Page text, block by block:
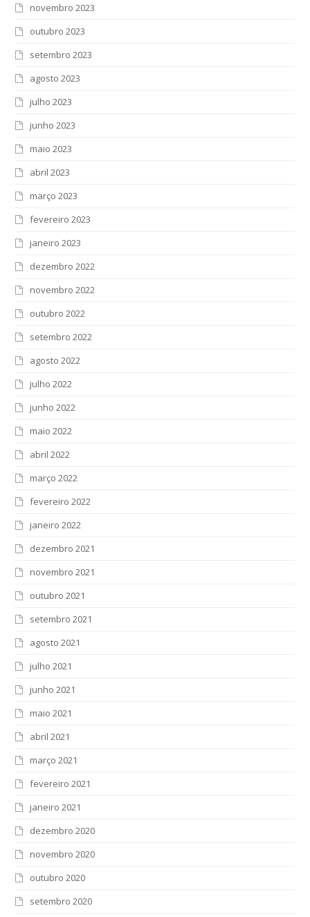
novembro 2023
outubro 2023
setembro 2023
agosto 2023
julho 2023
junho 2023
maio 2023
abril 2023
março 2023
fevereiro 2023
janeiro 2023
dezembro 2022
novembro 2022
outubro 2022
setembro 2022
agosto 2022
julho 2022
junho 2022
maio 2022
abril 2022
março 2022
fevereiro 2022
janeiro 2022
dezembro 2021
novembro 2021
outubro 2021
setembro 2021
agosto 2021
julho 2021
junho 2021
maio 2021
abril 2021
março 2021
fevereiro 2021
janeiro 2021
dezembro 2020
novembro 2020
outubro 2020
setembro 2020